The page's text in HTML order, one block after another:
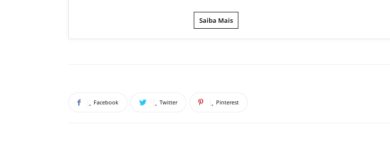
Saiba Mais
Facebook Twitter Pinterest